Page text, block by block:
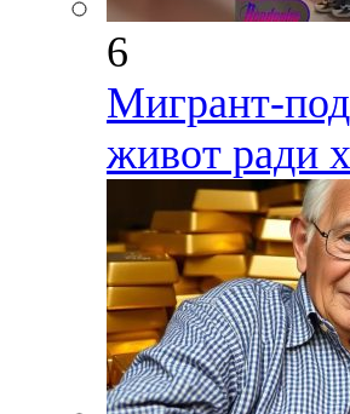
6
Мигрант-
живот ради